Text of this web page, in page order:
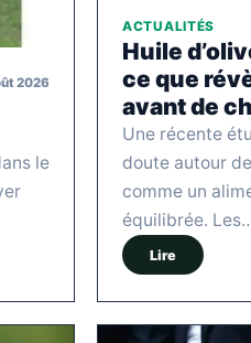
2026
le
ACTUALITÉS
Huile
ce que
avant de
Une récente
doute autour
comme un
équilibrée.
Lire